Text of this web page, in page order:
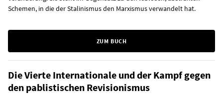
Schemen, in die der Stalinismus den Marxismus verwandelt hat.
ZUM BUCH
Die Vierte Internationale und der Kampf gegen
den pablistischen Revisionismus